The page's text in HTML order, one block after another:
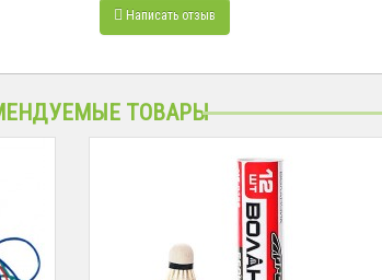
Написать отзыв
ТОВАРЫ